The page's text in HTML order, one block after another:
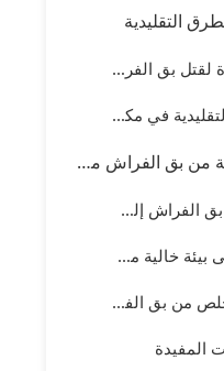
التقليدية
استخدام البخار والحرارة لقتل بق الفراش
فوائد استخدام الطرق التقليدية في مكافحة بق الفراش
توجيهات ونصائح للوقاية من بق الفراش مستقبلاً
كيفية الوقاية من دخول بق الفراش إلى المنزل
أهم النصائح للحفاظ على بيئة خالية من بق الفراش
تقييم أفضل الطرق للتخلص من بق الفراش
المفيدة